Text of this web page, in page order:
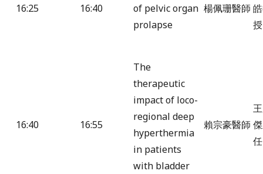
16:25 16:40
of pelvic organ
prolapse
楊佩珊醫師
授
16:40 16:55
The
therapeutic
impact of loco-
regional deep
hyperthermia
in patients
with bladder
賴宗豪醫師
任